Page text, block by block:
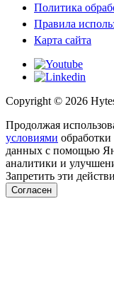
Политика
Правила
Карта сайта
Copyright © 2026
Продолжая
условиями
данных с помощью
аналитики и
Запретить эти
Согласен